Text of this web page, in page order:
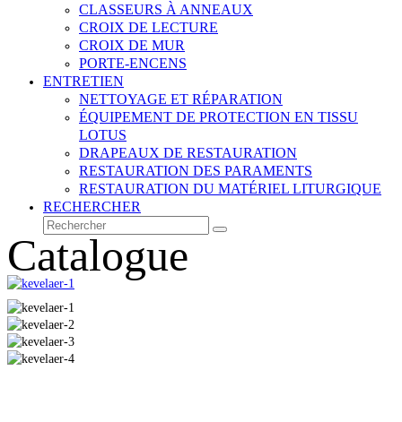
CLASSEURS À ANNEAUX
CROIX DE LECTURE
CROIX DE MUR
PORTE-ENCENS
ENTRETIEN
NETTOYAGE ET RÉPARATION
ÉQUIPEMENT DE PROTECTION EN TISSU
LOTUS
DRAPEAUX DE RESTAURATION
RESTAURATION DES PARAMENTS
RESTAURATION DU MATÉRIEL LITURGIQUE
RECHERCHER
Rechercher
Envoyer
Catalogue